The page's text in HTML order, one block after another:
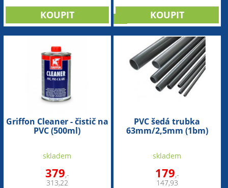
Griffon Cleaner - čistič na
PVC (500ml)
skladem
379,-
313,22
PVC šedá trubka
63mm/2,5mm (1bm)
skladem
179,-
147,93